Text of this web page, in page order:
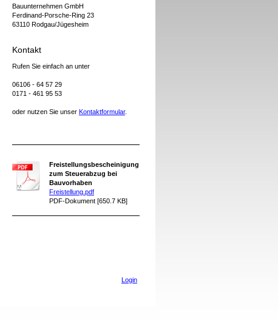
Bauunternehmen GmbH
Ferdinand-Porsche-Ring 23
63110 Rodgau/Jügesheim
Kontakt
Rufen Sie einfach an unter
06106 - 64 57 29
0171 - 461 95 53
oder nutzen Sie unser Kontaktformular.
Freistellungsbescheinigung
zum Steuerabzug bei
Bauvorhaben
Freistellung.pdf
PDF-Dokument [650.7 KB]
Login